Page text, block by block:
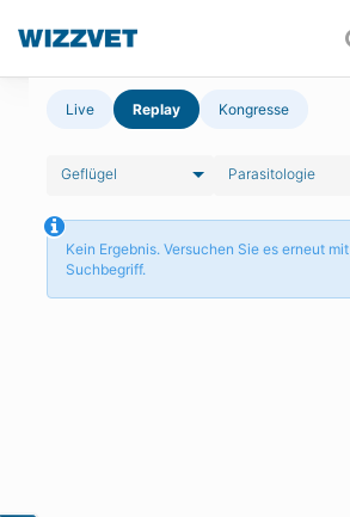
Live Replay Kongresse
Geflügel Parasitologie
Kein Ergebnis. Versuchen Sie es erneut
Suchbegriff.